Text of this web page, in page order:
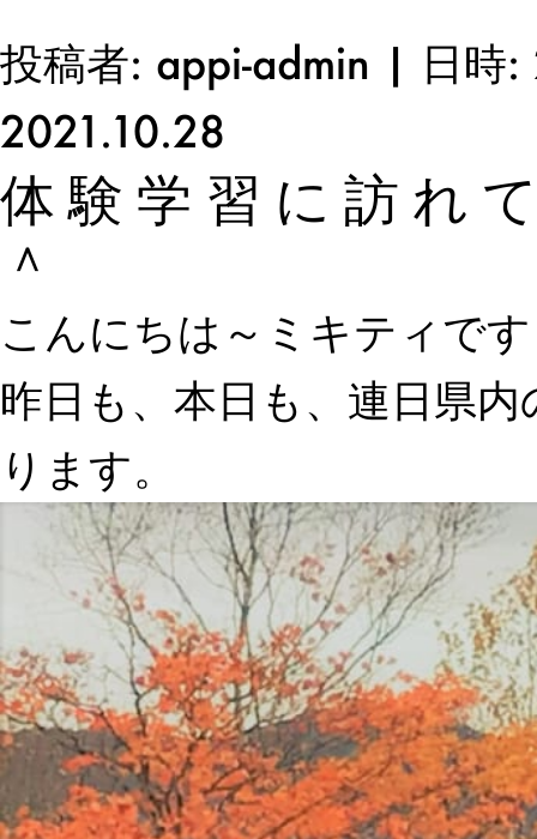
投稿者: appi-admin | 日時
2021.10.28
体験学習に訪れ
＾
こんにちは～ミキティで
昨日も、本日も、連日県
ります。